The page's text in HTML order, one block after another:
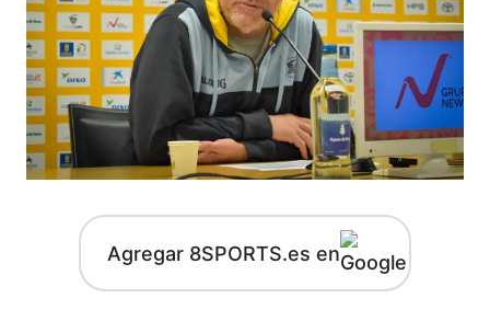
Agregar 8SPORTS.es en